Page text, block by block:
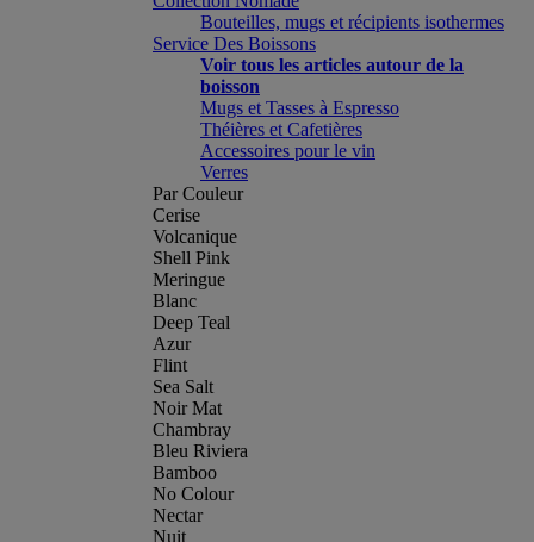
Bouteilles, mugs et récipients isothermes
Service Des Boissons
Voir tous les articles autour de la
boisson
Mugs et Tasses à Espresso
Théières et Cafetières
Accessoires pour le vin
Verres
Par Couleur
Cerise
Volcanique
Shell Pink
Meringue
Blanc
Deep Teal
Azur
Flint
Sea Salt
Noir Mat
Chambray
Bleu Riviera
Bamboo
No Colour
Nectar
Nuit